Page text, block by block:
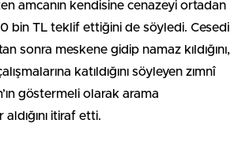
amcanın kendisine cenazeyi ortadan
bin TL teklif ettiğini de söyledi. Cesedi
sonra meskene gidip namaz kıldığını,
katıldığını söyleyen zımnî
göstermeli olarak arama
aldığını itiraf etti.